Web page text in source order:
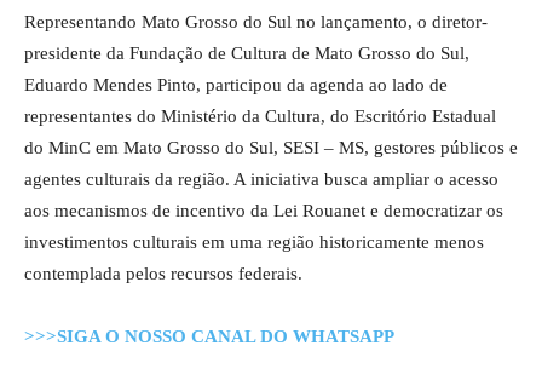
Representando Mato Grosso do Sul no lançamento, o diretor-
presidente da Fundação de Cultura de Mato Grosso do Sul,
Eduardo Mendes Pinto, participou da agenda ao lado de
representantes do Ministério da Cultura, do Escritório Estadual
do MinC em Mato Grosso do Sul, SESI – MS, gestores públicos e
agentes culturais da região. A iniciativa busca ampliar o acesso
aos mecanismos de incentivo da Lei Rouanet e democratizar os
investimentos culturais em uma região historicamente menos
contemplada pelos recursos federais.
>>>SIGA O NOSSO CANAL DO WHATSAPP